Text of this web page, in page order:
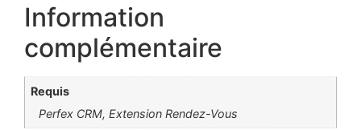
Information
complémentaire
Requis
Perfex CRM, Extension Rendez-Vous